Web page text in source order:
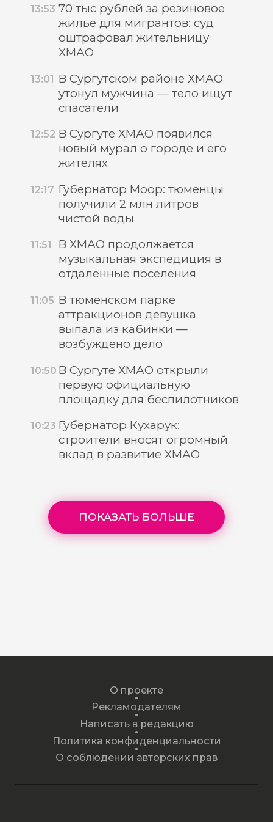
13:53 70 тыс рублей за резиновое
жилье для мигрантов: суд
оштрафовал жительницу
ХМАО
13:01 В Сургутском районе ХМАО
утонул мужчина — тело ищут
спасатели
12:52 В Сургуте ХМАО появился
новый мурал о городе и его
жителях
12:17 Губернатор Моор: тюменцы
получили 2 млн литров
чистой воды
11:51
В ХМАО продолжается
музыкальная экспедиция в
отдаленные поселения
11:05 В тюменском парке
аттракционов девушка
выпала из кабинки —
возбуждено дело
10:50 В Сургуте ХМАО открыли
первую официальную
площадку для беспилотников
10:23 Губернатор Кухарук:
строители вносят огромный
вклад в развитие ХМАО
ПОКАЗАТЬ БОЛЬШЕ
О проекте
Рекламодателям
Написать в редакцию
Политика конфиденциальности
О соблюдении авторских прав